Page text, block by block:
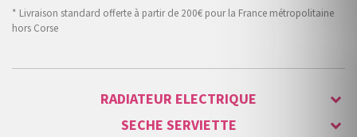
* Livraison standard offerte à partir de 200€ pour la France métropolitaine
hors Corse
RADIATEUR ELECTRIQUE
SECHE SERVIETTE